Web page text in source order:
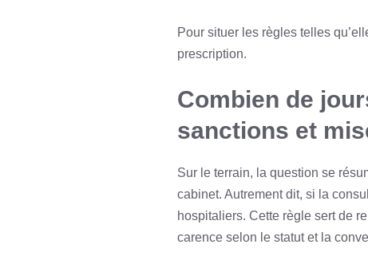
Pour situer les règles telles
prescription.
Combien de
sanctions et
Sur le terrain, la question se
cabinet. Autrement dit, si la
hospitaliers. Cette règle sert de
carence selon le statut et la